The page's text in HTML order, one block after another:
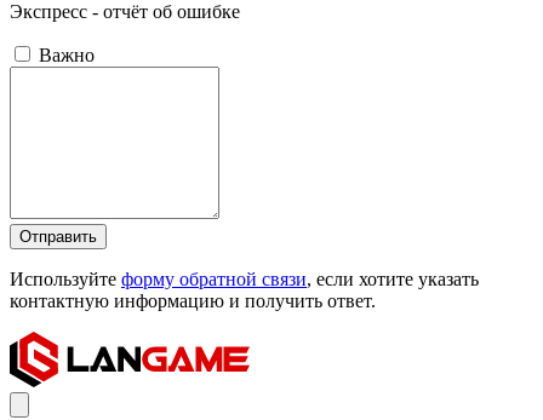
Экспресс - отчёт об ошибке
Важно
Отправить
Используйте форму обратной связи, если хотите указать
контактную информацию и получить ответ.